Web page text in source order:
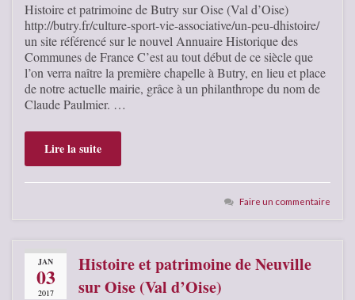
Histoire et patrimoine de Butry sur Oise (Val d’Oise)
http://butry.fr/culture-sport-vie-associative/un-peu-dhistoire/
un site référencé sur le nouvel Annuaire Historique des
Communes de France C’est au tout début de ce siècle que
l’on verra naître la première chapelle à Butry, en lieu et place
de notre actuelle mairie, grâce à un philanthrope du nom de
Claude Paulmier. …
Lire la suite
Faire un commentaire
JAN
03
2017
Histoire et patrimoine de Neuville
sur Oise (Val d’Oise)